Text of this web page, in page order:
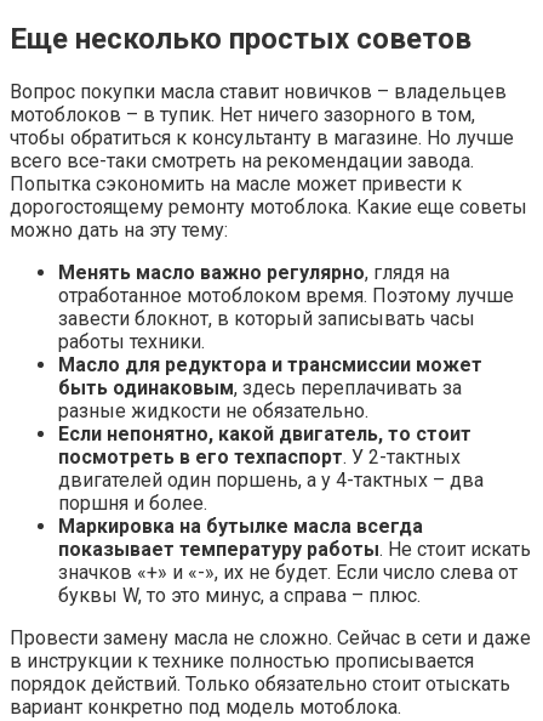
Еще несколько простых советов
Вопрос покупки масла ставит новичков – владельцев
мотоблоков – в тупик. Нет ничего зазорного в том,
чтобы обратиться к консультанту в магазине. Но лучше
всего все-таки смотреть на рекомендации завода.
Попытка сэкономить на масле может привести к
дорогостоящему ремонту мотоблока. Какие еще советы
можно дать на эту тему:
Менять масло важно регулярно, глядя на
отработанное мотоблоком время. Поэтому лучше
завести блокнот, в который записывать часы
работы техники.
Масло для редуктора и трансмиссии может
быть одинаковым, здесь переплачивать за
разные жидкости не обязательно.
Если непонятно, какой двигатель, то стоит
посмотреть в его техпаспорт. У 2-тактных
двигателей один поршень, а у 4-тактных – два
поршня и более.
Маркировка на бутылке масла всегда
показывает температуру работы. Не стоит искать
значков «+» и «-», их не будет. Если число слева от
буквы W, то это минус, а справа – плюс.
Провести замену масла не сложно. Сейчас в сети и даже
в инструкции к технике полностью прописывается
порядок действий. Только обязательно стоит отыскать
вариант конкретно под модель мотоблока.